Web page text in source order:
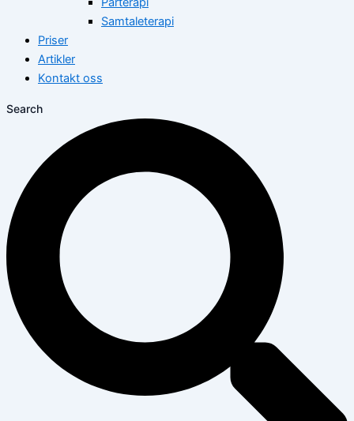
Samtaleterapi
Priser
Artikler
Kontakt oss
Search